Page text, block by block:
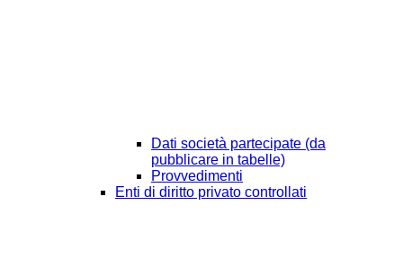
Dati società partecipate (da
pubblicare in tabelle)
Provvedimenti
Enti di diritto privato controllati